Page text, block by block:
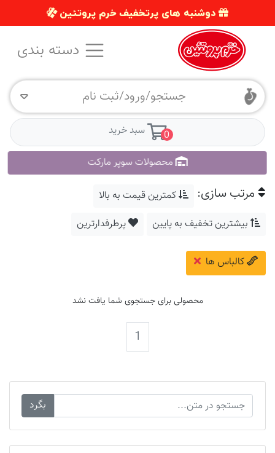
دوشنبه های پرتخفیف خرم پروتئین
جستجو/ورود/ثبت نام
0 سبد خرید
محصولات سوپر مارکت
مرتب سازی:
کمترین قیمت به بالا
بیشترین تخفیف به پایین
پرطرفدارترین
بگرد
محصولی برای جستجوی شما یافت نشد
1